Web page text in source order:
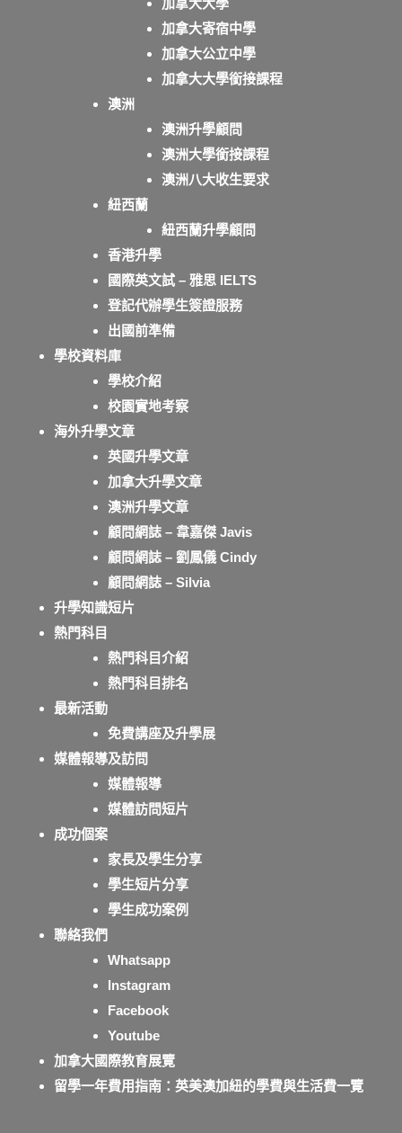
加拿大寄宿中學
加拿大公立中學
加拿大大學銜接課程
澳洲
澳洲升學顧問
澳洲大學銜接課程
澳洲八大收生要求
紐西蘭
紐西蘭升學顧問
香港升學
國際英文試 – 雅思 IELTS
登記代辦學生簽證服務
出國前準備
學校資料庫
學校介紹
校園實地考察
海外升學文章
英國升學文章
加拿大升學文章
澳洲升學文章
顧問網誌 – 韋嘉傑 Javis
顧問網誌 – 劉鳳儀 Cindy
顧問網誌 – Silvia
升學知識短片
熱門科目
熱門科目介紹
熱門科目排名
最新活動
免費講座及升學展
媒體報導及訪問
媒體報導
媒體訪問短片
成功個案
家長及學生分享
學生短片分享
學生成功案例
聯絡我們
Whatsapp
Instagram
Facebook
Youtube
加拿大國際教育展覽
留學一年費用指南：英美澳加紐的學費與生活費一覽